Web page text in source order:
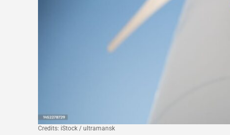
Credits: iStock / ultramansk